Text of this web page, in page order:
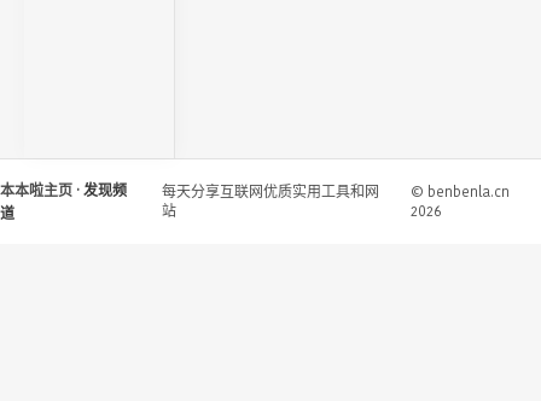
本本啦主页 · 发现频
道
每天分享互联网优质实用工具和网
站
© benbenla.cn
2026